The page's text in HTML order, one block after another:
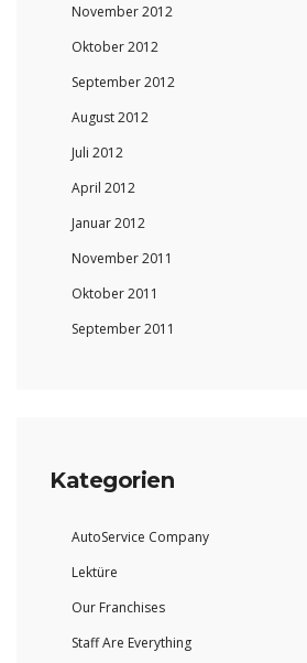
November 2012
Oktober 2012
September 2012
August 2012
Juli 2012
April 2012
Januar 2012
November 2011
Oktober 2011
September 2011
Kategorien
AutoService Company
Lektüre
Our Franchises
Staff Are Everything